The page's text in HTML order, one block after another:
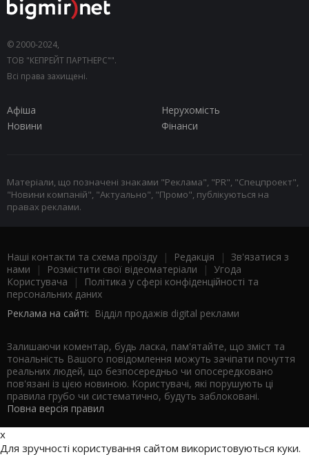
© 2000-2024,
ТОВ "КЕПРЕЙТ ПАРТНЕРС"".
Всі права захищені.
Афіша
Нерухомість
Новини
Фінанси
Матеріали, що позначені знаками "Реклама", "PR", "Спецпроект",
"Новини компаній", "Актуально", "Промо", публікуються на
правах реклами.
Наші контакти та схема проїзду | Редакція | Зв'язатися з
нами | Розмістити свої відеоматеріали | Угода
Користувача |
Політика у сфері конфіденційності та
персональних даних
Реклама на сайті: Відділ продажів digital реклами
Залишаючи коментар, будь ласка, пам'ятайте, що зміст та
тональність Вашого повідомлення можуть зачіпати почуття
реальних людей, що безпосередньо чи опосередковано
пов'язані із цією новиною. Користувачі, які порушують ці
правила грубо чи систематично, будуть заблоковані.
Повна версія правил
x
Для зручності користування сайтом використовуються куки.